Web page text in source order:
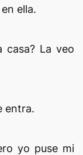
ella.
casa? La veo
entra.
yo puse mi